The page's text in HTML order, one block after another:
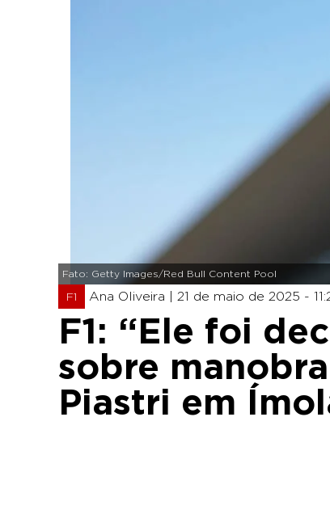
Fato: Getty Images/Red Bull Content Pool
F1 Ana Oliveira | 21 de maio de 2025 -
F1: “Ele foi
sobre
Piastri em